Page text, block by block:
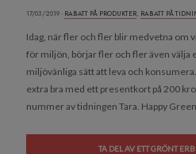
17/03/2019 · RABATT PÅ PRODUKTER, RABATT PÅ
Idag, när fler och fler blir medvetna om
för miljön, börjar fler och fler även välja
miljövänliga sätt att leva och
extra bra med ett presentkort på 200
nummer av tidningen Tara. Happy
TA DEL AV ETT GRÖNT